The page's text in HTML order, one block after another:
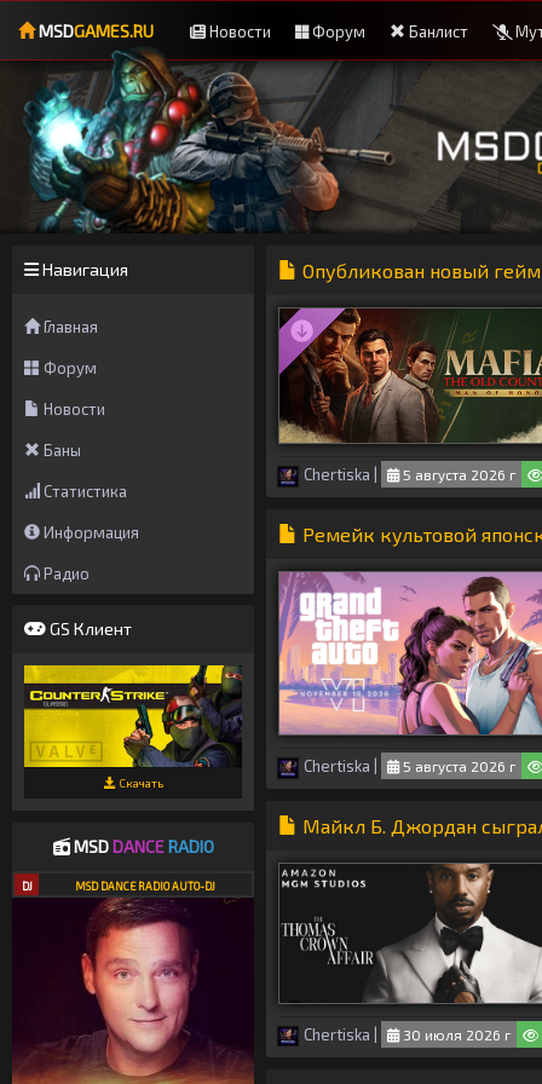
MSDGAMES.RU Новости Форум Банлист
Навигация
Главная
Форум
Новости
Баны
Статистика
Информация
Радио
GS Клиент
Скачать
MSDDANCE RADIO
DJ MSD DANCE RADIO AUTO-DJ
Опубликован новый
Chertiska 5 августа 2026 г
Ремейк культовой
Chertiska 5 августа 2026 г
Майкл Б. Джордан
Chertiska 30 июля 2026 г